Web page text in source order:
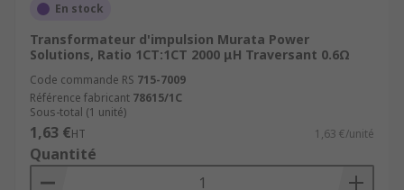
En stock
Transformateur d'impulsion Murata Power
Solutions, Ratio 1CT:1CT 2000 μH Traversant 0.6Ω
Code commande RS 715-7009
Référence fabricant 78615/1C
Sous-total (1 unité)
1,63 €HT 1,63 €/unité
Quantité